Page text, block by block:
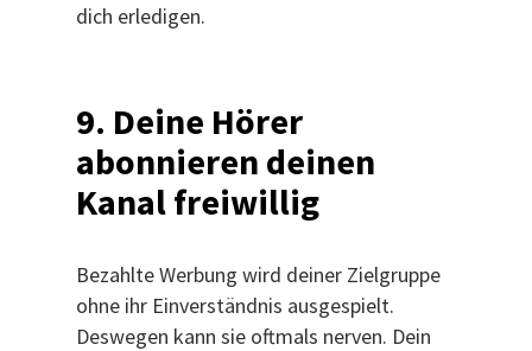
dich erledigen.
9. Deine Hörer
abonnieren deinen
Kanal freiwillig
Bezahlte Werbung wird deiner Zielgruppe
ohne ihr Einverständnis ausgespielt.
Deswegen kann sie oftmals nerven. Dein